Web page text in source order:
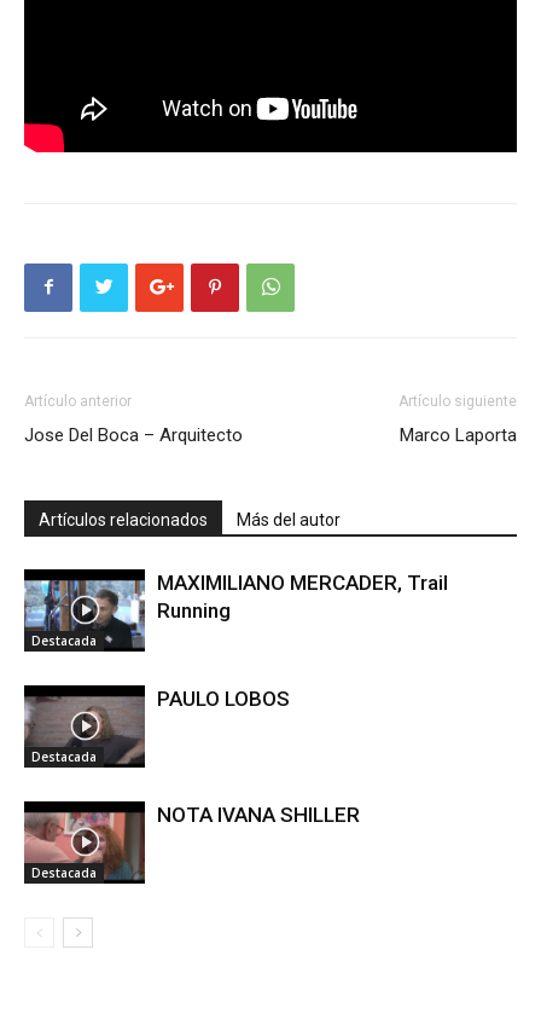
Artículo anterior
Jose Del Boca – Arquitecto
Artículo siguiente
Marco Laporta
Artículos relacionados Más del autor
Destacada
MAXIMILIANO MERCADER, Trail
Running
Destacada
PAULO LOBOS
Destacada
NOTA IVANA SHILLER